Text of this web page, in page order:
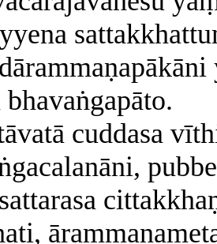
cuddasa